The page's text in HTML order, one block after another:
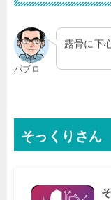
パブロ
露骨に下
そっくりさん